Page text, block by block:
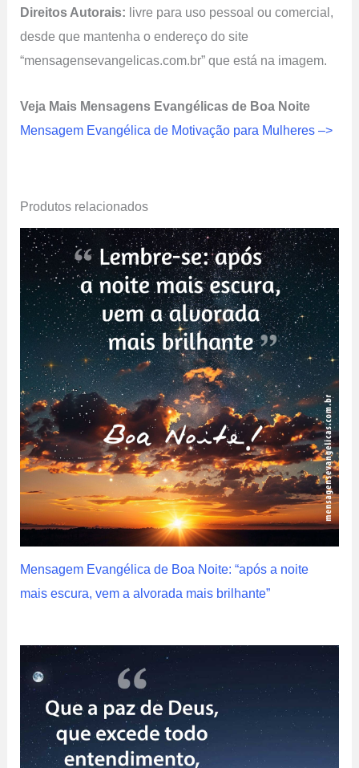
Direitos Autorais: livre para uso pessoal ou comercial,
desde que mantenha o endereço do site
“mensagensevangelicas.com.br” que está na imagem.
Veja Mais Mensagens Evangélicas de Boa Noite
Mensagem Evangélica de Motivação para Mulheres –>
Produtos relacionados
Mensagem Evangélica de Boa Noite: “após a noite
mais escura, vem a alvorada mais brilhante”